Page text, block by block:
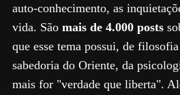
auto-conhecimento, as
vida. São mais de 4.000 posts
que esse tema possui, de
sabedoria do Oriente, da
mais for "verdade que liberta".